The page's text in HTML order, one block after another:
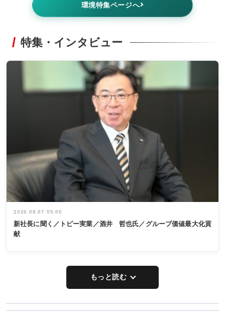
環境特集ページへ
特集・インタビュー
2026.08.07 05:00
新社長に聞く／トピー実業／酒井 哲也氏／グループ価値最大化貢
献
もっと読む